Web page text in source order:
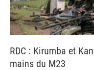
RDC : Kirumba et
mains du M23